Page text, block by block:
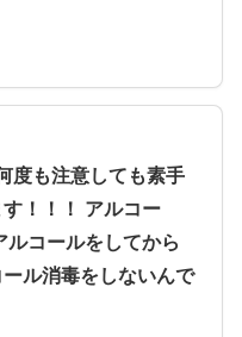
度も注意しても素手
！！！ アルコー
ルコールをしてから
ル消毒をしないんで